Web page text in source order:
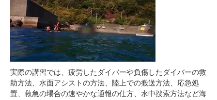
実際の講習では、疲労したダイバーや負傷したダイバーの救
助方法、水面アシストの方法、陸上での搬送方法、応急処
置、救急の場合の速やかな通報の仕方、水中捜索方法など海